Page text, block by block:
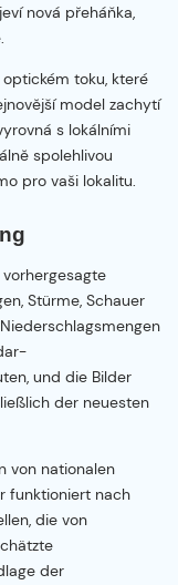
nová přeháňka,
toku, které
model zachytí
s lokálními
spolehlivou
pro vaši lokalitu.
Stürme, Schauer
und die Bilder
der neuesten
von nationalen
funktioniert nach
die von
der